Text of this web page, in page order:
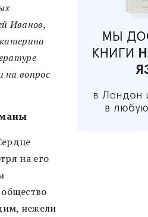
Иванов,
на вопрос
на его
нежели